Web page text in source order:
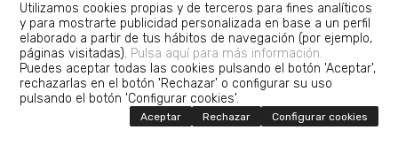
Utilizamos cookies propias y de terceros para fines analíticos
y para mostrarte publicidad personalizada en base a un perfil
elaborado a partir de tus hábitos de navegación (por ejemplo,
páginas visitadas). Pulsa aquí para más información.
Puedes aceptar todas las cookies pulsando el botón 'Aceptar',
rechazarlas en el botón 'Rechazar' o configurar su uso
pulsando el botón 'Configurar cookies'.
Aceptar Rechazar Configurar cookies